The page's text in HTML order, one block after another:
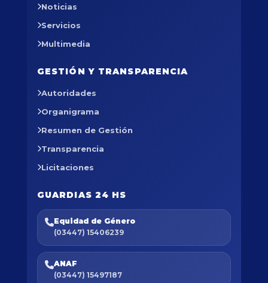
Noticias
Servicios
Multimedia
GESTIÓN Y TRANSPARENCIA
Autoridades
Organigrama
Resumen de Gestión
Transparencia
Licitaciones
GUARDIAS 24 HS
Equidad de Género
(03447) 15406239
ANAF
(03447) 15497187